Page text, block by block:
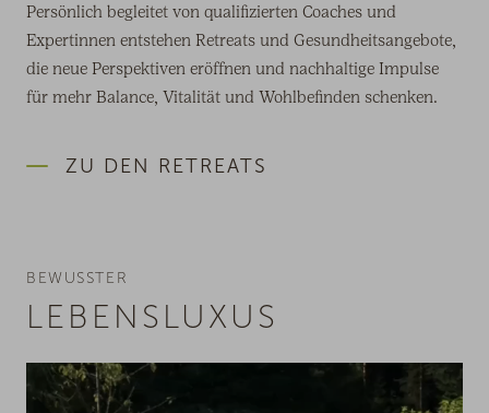
Persönlich begleitet von qualifizierten Coaches und
Expertinnen entstehen Retreats und Gesundheitsangebote,
die neue Perspektiven eröffnen und nachhaltige Impulse
für mehr Balance, Vitalität und Wohlbefinden schenken.
ZU DEN RETREATS
BEWUSSTER
LEBENSLUXUS